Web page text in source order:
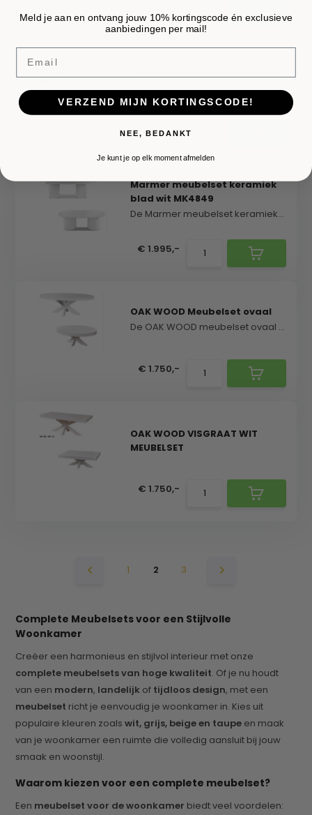
De Travertine 2-delige meubelset combineert stijl,...
€ 1.750,-
Marmer meubelset keramiek
blad wit MK4849
De Marmer meubelset keramiek blad wit MK4849 combi...
€ 1.995,-
OAK WOOD Meubelset ovaal
De OAK WOOD meubelset ovaal combineert warme houte...
€ 1.750,-
OAK WOOD VISGRAAT WIT
MEUBELSET
€ 1.750,-
1 2 3
Complete Meubelsets voor een Stijlvolle
Woonkamer
Creëer een harmonieus en stijlvol interieur met onze
complete meubelsets van hoge kwaliteit. Of je nu houdt
van een modern, landelijk of tijdloos design, met een
meubelset richt je eenvoudig je woonkamer in. Kies uit
populaire kleuren zoalswit, grijs, beige en taupe en maak
van je woonkamer een ruimte die volledig aansluit bij jouw
smaak en woonstijl.
Waarom kiezen voor een complete meubelset?
Een meubelset voor de woonkamer biedt veel voordelen:
Meld je aan en ontvang jouw 10% kortingscode én exclusieve
aanbiedingen per mail!
Email
VERZEND MIJN KORTINGSCODE!
NEE, BEDANKT
Je kunt je op elk moment afmelden